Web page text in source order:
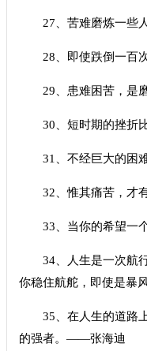
27、苦难磨炼一些
28、即使跌倒一百次
29、患难困苦，是
30、短时期的挫折
31、不经巨大的困
32、惟其痛苦，才
33、当你的希望一
34、人生是一次航行
你稳住航舵，即使是暴
35、在人生的道路上
的强者。——张海迪